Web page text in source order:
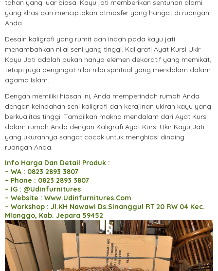
tahan yang luar biasa. Kayu jati memberikan sentuhan alami
yang khas dan menciptakan atmosfer yang hangat di ruangan
Anda.
Desain kaligrafi yang rumit dan indah pada kayu jati
menambahkan nilai seni yang tinggi. Kaligrafi Ayat Kursi Ukir
Kayu Jati adalah bukan hanya elemen dekoratif yang memikat,
tetapi juga pengingat nilai-nilai spiritual yang mendalam dalam
agama Islam.
Dengan memiliki hiasan ini, Anda memperindah rumah Anda
dengan keindahan seni kaligrafi dan kerajinan ukiran kayu yang
berkualitas tinggi. Tampilkan makna mendalam dari Ayat Kursi
dalam rumah Anda dengan Kaligrafi Ayat Kursi Ukir Kayu Jati
yang ukurannya sangat cocok untuk menghiasi dinding
ruangan Anda.
Info Harga Dan Detail Produk :
– WA : 0823 2893 3807
– Phone : 0823 2893 3807
– IG : @Udinfurnitures
– Website : Www.Udinfurnitures.Com
– Workshop : Jl.KH Nawawi Ds.Sinanggul RT 20 RW 04 Kec.
Mlonggo, Kab. Jepara 59452